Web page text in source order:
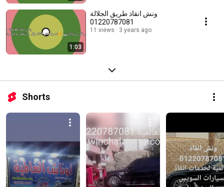
1:03
ونش انقاذ طريق الجلالة
01220787081
11 views 3 years ago
Shorts